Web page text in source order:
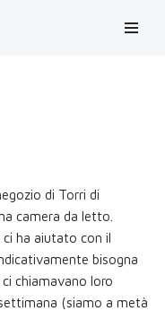
di Torri di
camera da letto.
ci ha aiutato con il
bisogna
chiamavano loro
(siamo a metà